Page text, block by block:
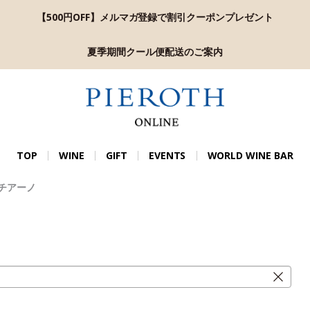
【500円OFF】メルマガ登録で割引クーポンプレゼント
夏季期間クール便配送のご案内
TOP WINE GIFT EVENTS WORLD WINE BAR
アーノ